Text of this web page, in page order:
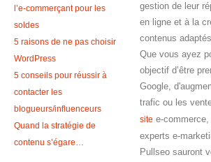
l’e-commerçant pour les
soldes
5 raisons de ne pas choisir
WordPress
5 conseils pour réussir à
contacter les
blogueurs/influenceurs
Quand la stratégie de
contenu s’égare…
gestion de leur
en ligne et à la
contenus
Que vous ayez
objectif d’être
Google,
trafic ou les
site e-commerce,
experts e-
Pullseo sauront